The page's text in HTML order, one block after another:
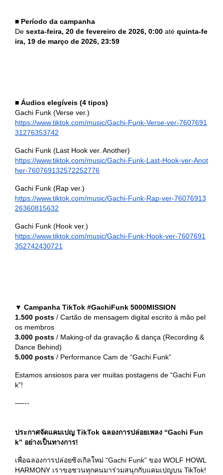
■ Período da campanha
De sexta-feira, 20 de fevereiro de 2026, 0:00 até quinta-fe
ira, 19 de março de 2026, 23:59
■ Áudios elegíveis (4 tipos)
Gachi Funk (Verse ver.)
https://www.tiktok.com/music/Gachi-Funk-Verse-ver-7607691
31276353742
Gachi Funk (Last Hook ver. Another)
https://www.tiktok.com/music/Gachi-Funk-Last-Hook-ver-Anot
her-760769132572252776
Gachi Funk (Rap ver.)
https://www.tiktok.com/music/Gachi-Funk-Rap-ver-76076913
26360815632
Gachi Funk (Hook ver.)
https://www.tiktok.com/music/Gachi-Funk-Hook-ver-7607691
352742430721
▼ Campanha TikTok #GachiFunk 5000MISSION
1.500 posts / Cartão de mensagem digital escrito à mão pel
os membros
3.000 posts / Making-of da gravação & dança (Recording &
Dance Behind)
5.000 posts / Performance Cam de “Gachi Funk”
Estamos ansiosos para ver muitas postagens de “Gachi Fun
k”!
—---
ประกาศจัดแคมเปญ TikTok ฉลองการปล่อยเพลง “Gachi Fun
k” อย่างเป็นทางการ!
เพื่อฉลองการปล่อยซิงเกิลใหม่ “Gachi Funk” ของ WOLF HOWL
HARMONY เราขอชวนทุกคนมาร่วมสนุกกับแคมเปญบน TikTok!